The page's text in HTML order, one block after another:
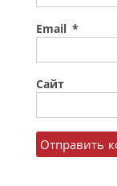
Email *
Сайт